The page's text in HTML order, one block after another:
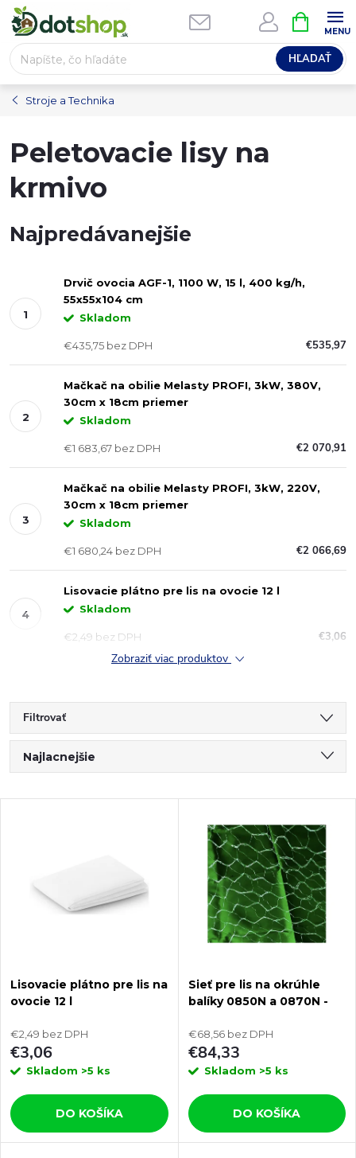
Prejsť
na
obsah
HĽADAŤ
KOŠÍK
Stroje a Technika
Peletovacie lisy na
krmivo
Najpredávanejšie
Drvič ovocia AGF-1, 1100 W, 15 l, 400 kg/h,
55x55x104 cm
Skladom
€535,97
€435,75 bez DPH
Mačkač na obilie Melasty PROFI, 3kW, 380V,
30cm x 18cm priemer
Skladom
€2 070,91
€1 683,67 bez DPH
Mačkač na obilie Melasty PROFI, 3kW, 220V,
30cm x 18cm priemer
Skladom
€2 066,69
€1 680,24 bez DPH
Lisovacie plátno pre lis na ovocie 12 l
Skladom
€3,06
€2,49 bez DPH
Zobraziť viac produktov
Filtrovať
R
a
e
p
r
o
Najlacnejšie
s
p
r
o
d
Lisovacie plátno pre lis na
ovocie 12 l
€2,49 bez DPH
€3,06
Skladom >5 ks
DO KOŠÍKA
Sieť pre lis na okrúhle
balíky 0850N a 0870N -
€68,56 bez DPH
€84,33
Skladom >5 ks
DO KOŠÍKA